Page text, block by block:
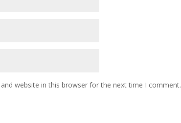
website in this browser for the next time I comment.